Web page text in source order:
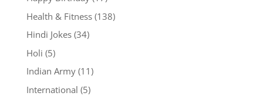
Health & Fitness(138)
Hindi Jokes(34)
Holi (5)
Indian Army(11)
International (5)